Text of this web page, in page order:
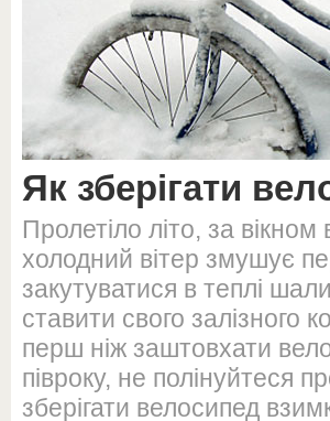
Як зберігати
Пролетіло літо, за
холодний вітер змушує
закутуватися в теплі
ставити свого залізного
перш ніж заштовхати
півроку, не полінуйтеся
зберігати велосипед